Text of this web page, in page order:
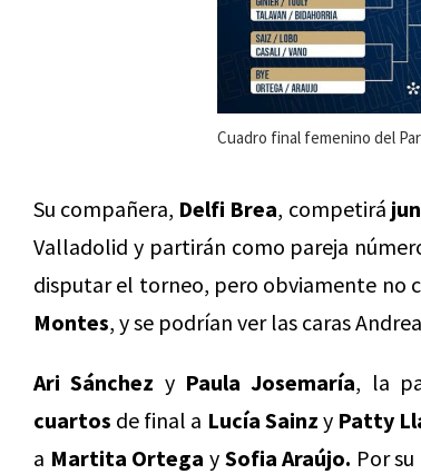
Cuadro final femenino del
Su compañera, Delfi Brea, competirá
Valladolid y partirán como pareja
disputar el torneo, pero obviamente no
Montes, y se podrían ver las caras
Ari Sánchez yPaula Josemaría, la
cuartos de final a Lucía Sainz y Patty
a Martita Ortega y Sofia Araújo. Por